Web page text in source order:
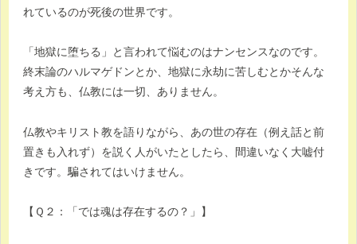
れているのが死後の世界です。
「地獄に堕ちる」と言われて悩むのはナンセンスなのです。
終末論のハルマゲドンとか、地獄に永劫に苦しむとかそんな
考え方も、仏教には一切、ありません。
仏教やキリスト教を語りながら、あの世の存在（例え話と前
置きも入れず）を説く人がいたとしたら、間違いなく大嘘付
きです。騙されてはいけません。
【Ｑ２：「では魂は存在するの？」】